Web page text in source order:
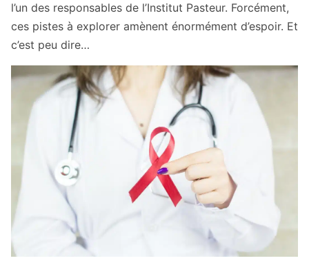
l’un des responsables de l’Institut Pasteur. Forcément,
ces pistes à explorer amènent énormément d’espoir. Et
c’est peu dire…